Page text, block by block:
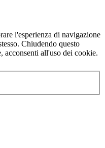
l'esperienza di navigazione
Chiudendo questo
acconsenti all'uso dei cookie.